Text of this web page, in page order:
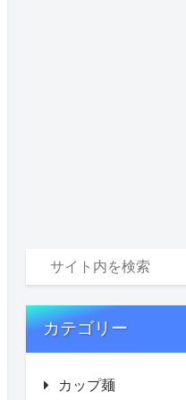
カテゴリー
カップ麺